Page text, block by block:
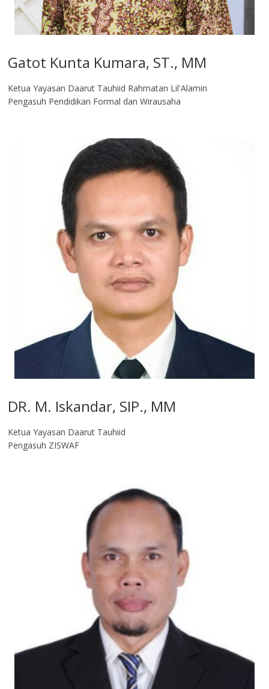
Gatot Kunta Kumara, ST., MM
Ketua Yayasan Daarut Tauhiid Rahmatan Lil'Alamin
Pengasuh Pendidikan Formal dan Wirausaha
DR. M. Iskandar, SIP., MM
Ketua Yayasan Daarut Tauhiid
Pengasuh ZISWAF